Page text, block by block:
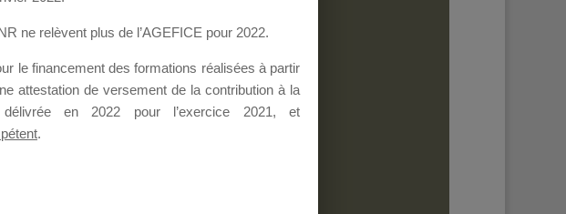
Mallette du Dirigeant.
ou poser une question.
ne relèvent plus de l’AGEFICE pour 2022.
le financement des formations réalisées à partir
attestation de versement de la contribution à la
en 2022 pour l’exercice 2021, et
.